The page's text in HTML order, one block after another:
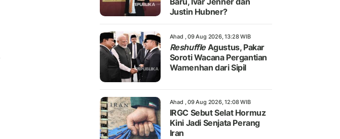
Justin Hubner?
Ahad , 09 Aug 2026, 13:28 WIB
ReshuffleAgustus, Pakar
Soroti Wacana Pergantian
Wamenhan dari Sipil
Ahad , 09 Aug 2026, 12:08 WIB
IRGC Sebut Selat Hormuz
Kini Jadi Senjata Perang
Iran